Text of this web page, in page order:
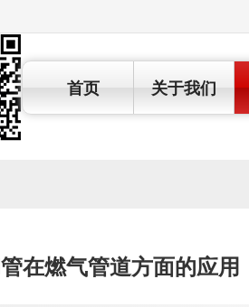
关于我们
首页
在燃气管道方面的应用